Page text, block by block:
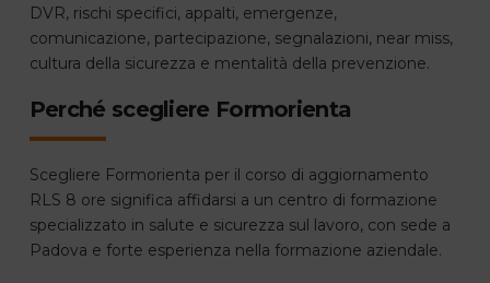
DVR, rischi specifici, appalti, emergenze,
comunicazione, partecipazione, segnalazioni, near miss,
cultura della sicurezza e mentalità della prevenzione.
Perché scegliere Formorienta
Scegliere Formorienta per il corso di aggiornamento
RLS 8 ore significa affidarsi a un centro di formazione
specializzato in salute e sicurezza sul lavoro, con sede a
Padova e forte esperienza nella formazione aziendale.